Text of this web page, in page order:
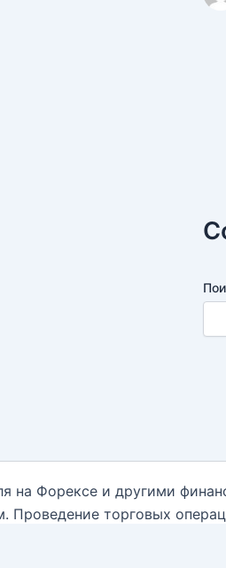
на Форексе и другими
Проведение торговых